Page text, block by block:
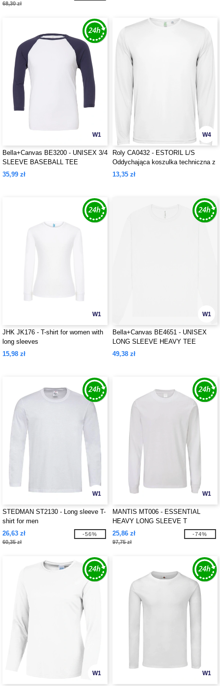
68,30 zł
W1
Bella+Canvas BE3200 - UNISEX 3/4
SLEEVE BASEBALL TEE
35,99 zł
W4
Roly CA0432 - ESTORIL L/S
Oddychająca koszulka techniczna z
długim rękawem
13,35 zł
W1
JHK JK176 - T-shirt for women with
long sleeves
15,98 zł
W1
Bella+Canvas BE4651 - UNISEX
LONG SLEEVE HEAVY TEE
49,38 zł
W1
STEDMAN ST2130 - Long sleeve T-
shirt for men
26,63 zł
60,35 zł
-56%
W1
MANTIS MT006 - ESSENTIAL
HEAVY LONG SLEEVE T
25,86 zł
97,75 zł
-74%
W1 W1